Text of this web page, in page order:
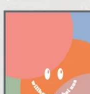
IN DEN WARENKORB /